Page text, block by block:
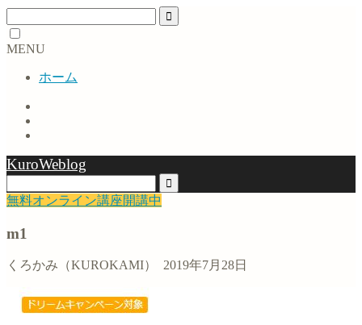
MENU
ホーム
KuroWeblog
無料オンライン講座開講中
m1
くろかみ（KUROKAMI） 2019年7月28日